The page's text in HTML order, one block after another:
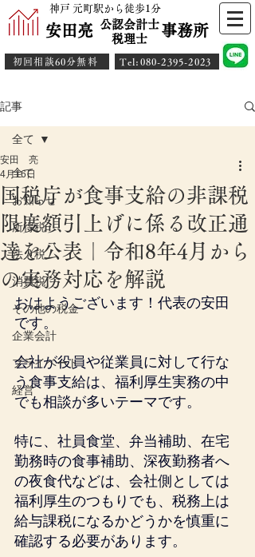
神戸 元町駅から徒歩1分
安田亮 事務所
公認会計士
​税理士
初回相談60分無料 ​Tel:080-2395-2023
記事
全て
お知らせ
所得税
法人税
消費税
その他の税金
企業会計
プライベート
経営
全て
国税庁が食事支給の非課税
限度額引上げに係る改正通
達を公表｜令和8年4月から
の実務対応を解説
安田 亮
4月16日
おはようございます！代表の安田
です。
会社が役員や従業員に対して行な
う食事支給は、福利厚生実務の中
でも相談が多いテーマです。
特に、社員食堂、弁当補助、在宅
勤務時の食事補助、深夜勤務者へ
の夜食代などは、会社側としては
福利厚生のつもりでも、税務上は
給与課税になるかどうかを慎重に
確認する必要があります。